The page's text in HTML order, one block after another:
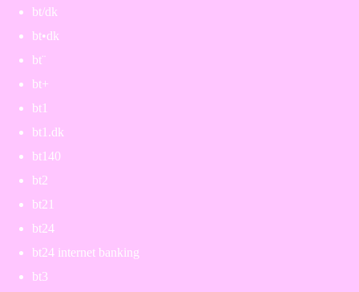
bt/dk
bt•dk
bt¨
bt+
bt1
bt1.dk
bt140
bt2
bt21
bt24
bt24 internet banking
bt3